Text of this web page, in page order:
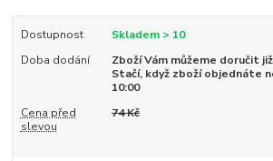
Dostupnost
Skladem > 10
Doba dodání
Zboží Vám můžeme doručit
Stačí, když zboží objednáte
10:00
Cena před
slevou
74 Kč